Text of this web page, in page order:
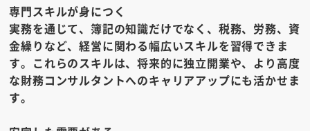
専門スキルが身につく
実務を通じて、簿記の知識だけでなく、税務、労務、資
金繰りなど、経営に関わる幅広いスキルを習得できま
す。これらのスキルは、将来的に独立開業や、より高度
な財務コンサルタントへのキャリアアップにも活かせま
す。